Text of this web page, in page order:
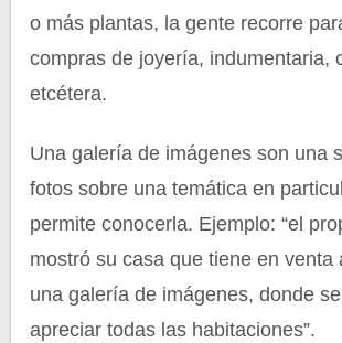
o más plantas, la gente recorre
compras de joyería, indumentaria,
etcétera.
Una galería de imágenes son una
fotos sobre una temática en
permite conocerla. Ejemplo: “el
mostró su casa que tiene en venta
una galería de imágenes, donde
apreciar todas las habitaciones”.